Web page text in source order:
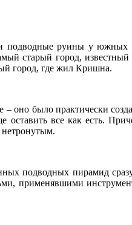
подводные руины у
старый город,
город, где жил Кришна.
оно было практически
оставить все как есть.
нетронутым.
подводных пирамид
применявшими